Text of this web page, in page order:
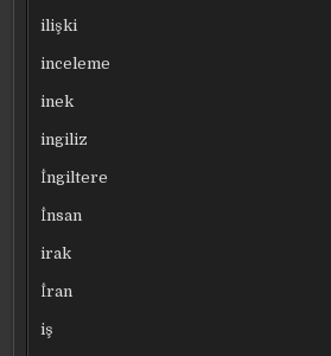
ilişki
inceleme
inek
ingiliz
İngiltere
İnsan
irak
İran
iş